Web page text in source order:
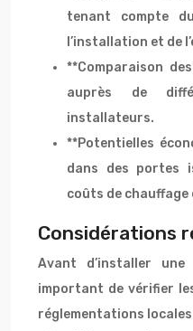
tenant compte
l’installation et de
**Comparaison
auprès de
installateurs.
**Potentielles
dans des portes
coûts de
Considérations
Avant d’installer
important de vérifier
réglementations